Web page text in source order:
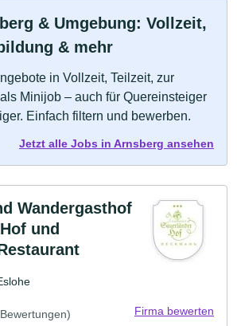
& Umgebung: Vollzeit,
& mehr
in Vollzeit, Teilzeit, zur
Minijob – auch für Quereinsteiger
Einfach filtern und bewerben.
Jetzt alle Jobs in Arnsberg ansehen
Wandergasthof
und
Firma bewerten